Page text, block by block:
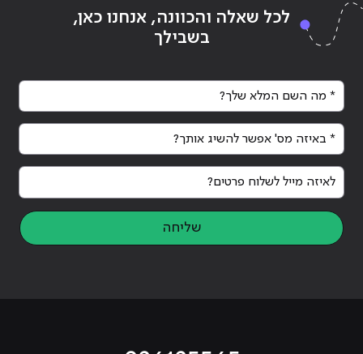
Continue reading
לכל שאלה והכוונה, אנחנו כאן,
בשבילך
* מה השם המלא שלך?
* באיזה מס' אפשר להשיג אותך?
לאיזה מייל לשלוח פרטים?
שליחה